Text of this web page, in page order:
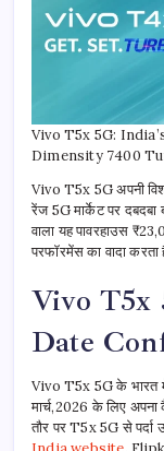
Vivo T5x 5G:
Dimensity 7400
Vivo T5x 5G अपनी
रेंज 5G मार्केट पर दबदबा
वाला यह पावरहाउस
परफॉरमेंस का वादा करता
Vivo T5x
Date
Vivo T5x 5G के भारत में
मार्च,2026 के लिए
तौर पर T5x 5G से पर्दा